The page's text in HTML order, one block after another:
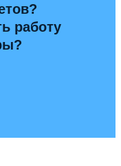
работу